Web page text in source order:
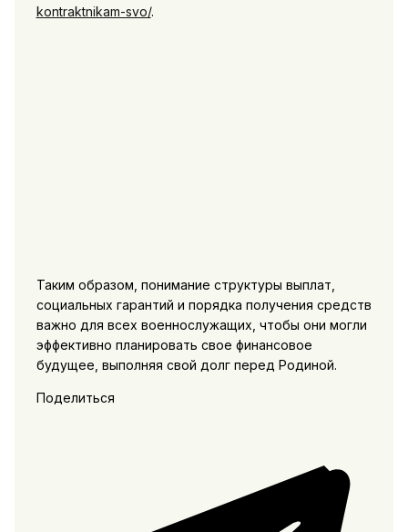
kontraktnikam-svo/.
Таким образом, понимание структуры выплат,
социальных гарантий и порядка получения средств
важно для всех военнослужащих, чтобы они могли
эффективно планировать свое финансовое
будущее, выполняя свой долг перед Родиной.
Поделиться